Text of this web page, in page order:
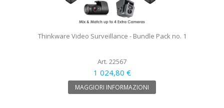
Thinkware Video Surveillance - Bundle Pack no. 1
Art. 22567
1 024,80 €
MAGGIORI INFORMAZIONI